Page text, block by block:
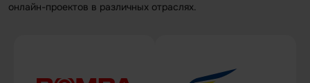
онлайн-проектов в различных отраслях.